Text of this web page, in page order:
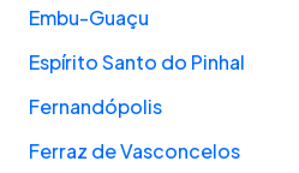
Embu-Guaçu
Espírito Santo do Pinhal
Fernandópolis
Ferraz de Vasconcelos